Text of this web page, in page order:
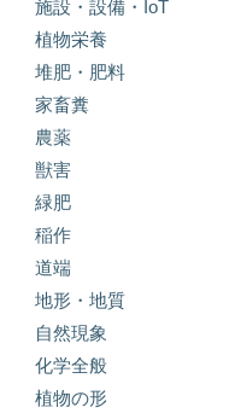
施設・設備・IoT
植物栄養
堆肥・肥料
家畜糞
農薬
獣害
緑肥
稲作
道端
地形・地質
自然現象
化学全般
植物の形